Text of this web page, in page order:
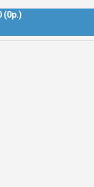
(0р.)
БЛОЧНАЯ